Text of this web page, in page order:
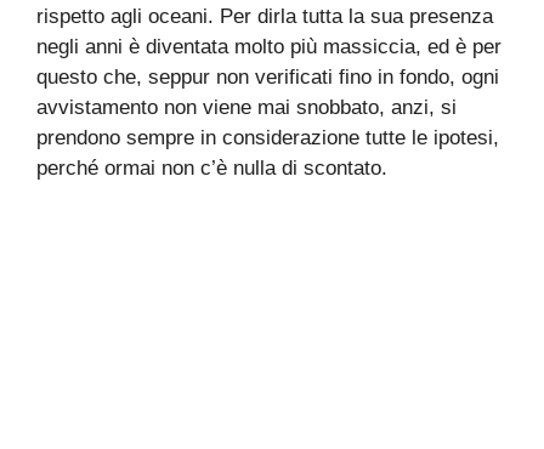
rispetto agli oceani. Per dirla tutta la sua presenza
negli anni è diventata molto più massiccia, ed è per
questo che, seppur non verificati fino in fondo, ogni
avvistamento non viene mai snobbato, anzi, si
prendono sempre in considerazione tutte le ipotesi,
perché ormai non c’è nulla di scontato.